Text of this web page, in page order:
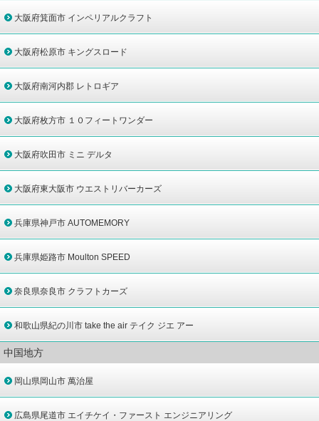
大阪府箕面市 インペリアルクラフト
大阪府松原市 キングスロード
大阪府南河内郡 レトロギア
大阪府枚方市 １０フィートワンダー
大阪府吹田市 ミニ デルタ
大阪府東大阪市 ウエストリバーカーズ
兵庫県神戸市 AUTOMEMORY
兵庫県姫路市 Moulton SPEED
奈良県奈良市 クラフトカーズ
和歌山県紀の川市 take the air テイク ジエ アー
中国地方
岡山県岡山市 萬治屋
広島県尾道市 エイチケイ・ファースト エンジニアリング